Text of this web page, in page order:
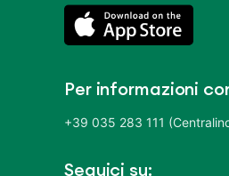
Per informazioni
+39 035 283 111
Seguici su: